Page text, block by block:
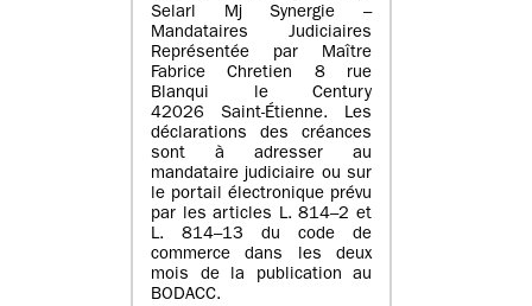
Selarl Mj Synergie –
Mandataires Judiciaires
Représentée par Maître
Fabrice Chretien 8 rue
Blanqui le Century
42026 Saint-Étienne. Les
déclarations des créances
sont à adresser au
mandataire judiciaire ou sur
le portail électronique prévu
par les articles L. 814–2 et
L. 814–13 du code de
commerce dans les deux
mois de la publication au
BODACC.